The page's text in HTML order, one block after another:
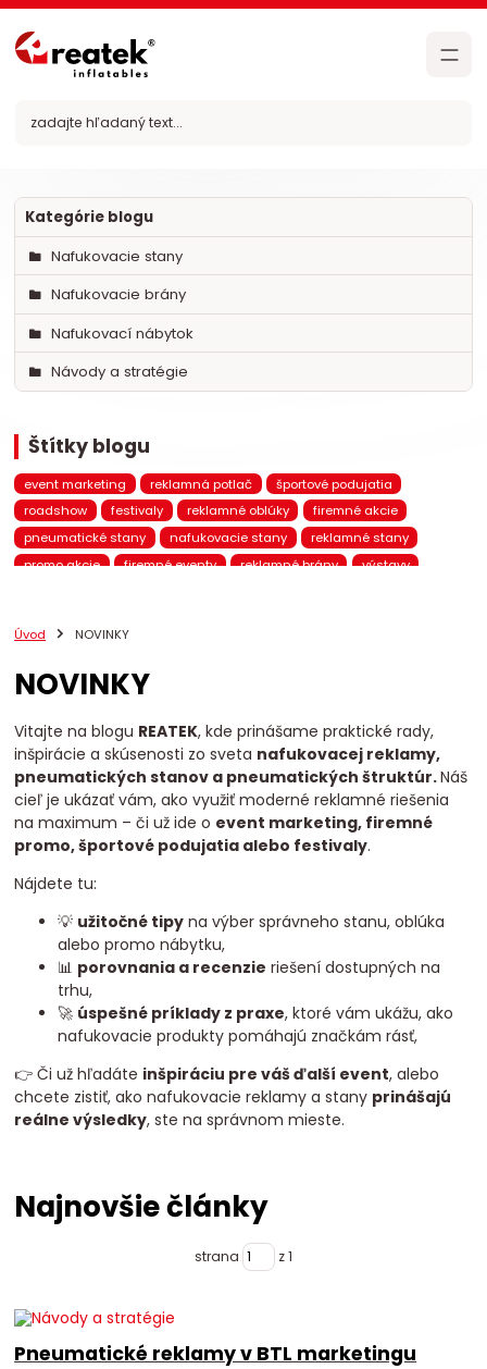
Kategórie blogu
Nafukovacie stany
Nafukovacie brány
Nafukovací nábytok
Návody a stratégie
Štítky blogu
event marketing reklamná potlač
športové podujatia
roadshow
festivaly reklamné oblúky
firemné akcie
pneumatické stany
nafukovacie stany
reklamné stany
promo akcie
firemné eventy reklamné brány
výstavy
nafukovacie reklamy
pneumatické brány
chill-out zóna
eventová zóna
VIP stany
stany na eventy
reklamné prístrešky
pneumatické produkty
nafukovacie totemy
nafukovacie balóny
promo 3D figúrky
reklamné pútače
pneumatické reklamy
reklamné totemy
promo nábytok
event marketing Slovensko
predajná zóna
prezentačná zóna
cieľová brána
Úvod NOVINKY
NOVINKY
Vitajte na blogu REATEK, kde prinášame praktické rady,
inšpirácie a skúsenosti zo sveta nafukovacej reklamy,
pneumatických stanov a pneumatických štruktúr.Náš
cieľ je ukázať vám, ako využiť moderné reklamné riešenia
na maximum – či už ide o event marketing, firemné
promo, športové podujatia alebo festivaly.
Nájdete tu:
💡 užitočné tipy na výber správneho stanu, oblúka
alebo promo nábytku,
📊 porovnania a recenzie riešení dostupných na
trhu,
🚀 úspešné príklady z praxe, ktoré vám ukážu, ako
nafukovacie produkty pomáhajú značkám rásť,
👉 Či už hľadáte inšpiráciu pre váš ďalší event, alebo
chcete zistiť, ako nafukovacie reklamy a stany prinášajú
reálne výsledky, ste na správnom mieste.
Najnovšie články
strana z 1
Pneumatické reklamy v BTL marketingu